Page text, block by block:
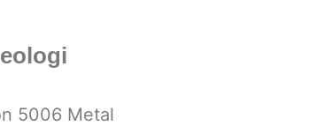
5006 Metal